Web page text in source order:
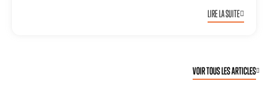
LIRE LA SUITE
VOIR TOUS LES ARTICLES